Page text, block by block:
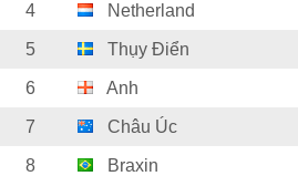
4 Netherland
5 Thụy Điển
6 Anh
7 Châu Úc
8 Braxin